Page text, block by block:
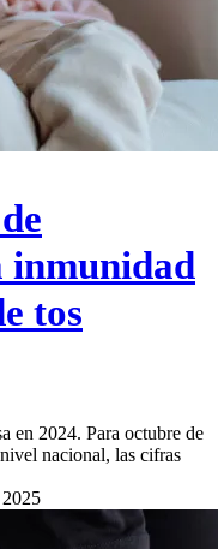
inmunidad
tos
en 2024. Para octubre de
nacional, las cifras